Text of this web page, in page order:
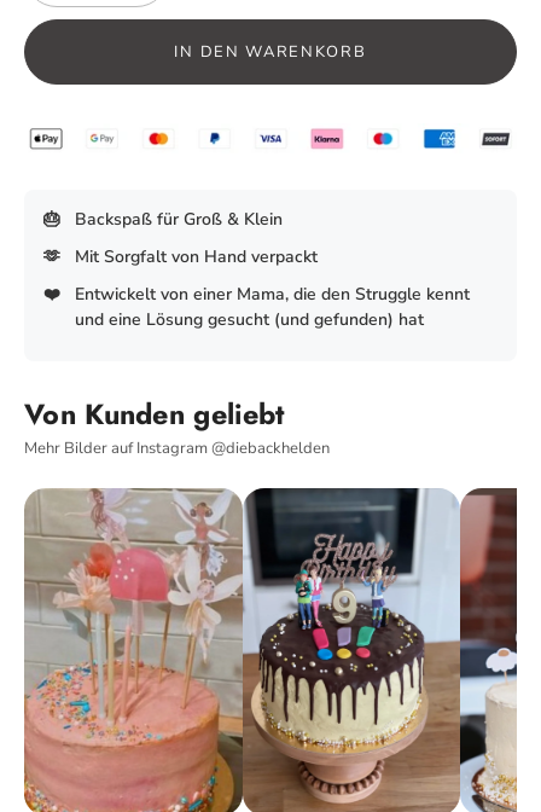
IN DEN WARENKORB
🎂
Backspaß für Groß & Klein
🫶
Mit Sorgfalt von Hand verpackt
❤️
Entwickelt von einer Mama, die den Struggle kennt
und eine Lösung gesucht (und gefunden) hat
Von Kunden geliebt
Mehr Bilder auf Instagram @diebackhelden